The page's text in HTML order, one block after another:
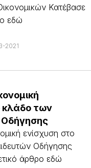
Κατέβασε
εδώ
2021
κλάδο των
ενίσχυση στο
Οδήγησης
άρθρο εδώ